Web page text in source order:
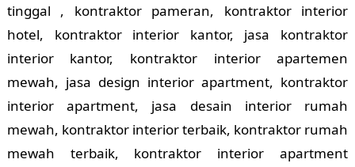
tinggal , kontraktor pameran, kontraktor interior
hotel, kontraktor interior kantor, jasa kontraktor
interior kantor, kontraktor interior apartemen
mewah, jasa design interior apartment, kontraktor
interior apartment, jasa desain interior rumah
mewah, kontraktor interior terbaik, kontraktor rumah
mewah terbaik, kontraktor interior apartment